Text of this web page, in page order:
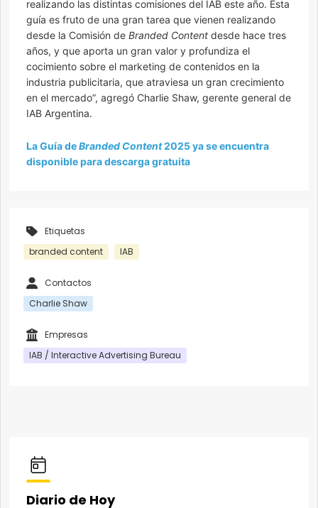
realizando las distintas comisiones del IAB este año. Esta
guía es fruto de una gran tarea que vienen realizando
desde la Comisión de Branded Content desde hace tres
años, y que aporta un gran valor y profundiza el
cocimiento sobre el marketing de contenidos en la
industria publicitaria, que atraviesa un gran crecimiento
en el mercado”, agregó Charlie Shaw, gerente general de
IAB Argentina.
La Guía deBranded Content2025 ya se encuentra
disponible para descarga gratuita
Etiquetas
branded content
IAB
Contactos
Charlie Shaw
Empresas
IAB / Interactive Advertising Bureau
Diario de Hoy